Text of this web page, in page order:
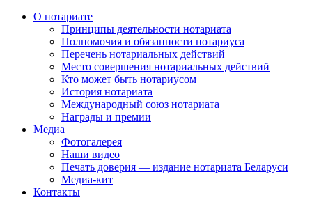
О нотариате
Принципы деятельности нотариата
Полномочия и обязанности нотариуса
Перечень нотариальных действий
Место совершения нотариальных действий
Кто может быть нотариусом
История нотариата
Международный союз нотариата
Награды и премии
Медиа
Фотогалерея
Наши видео
Печать доверия — издание нотариата Беларуси
Медиа-кит
Контакты